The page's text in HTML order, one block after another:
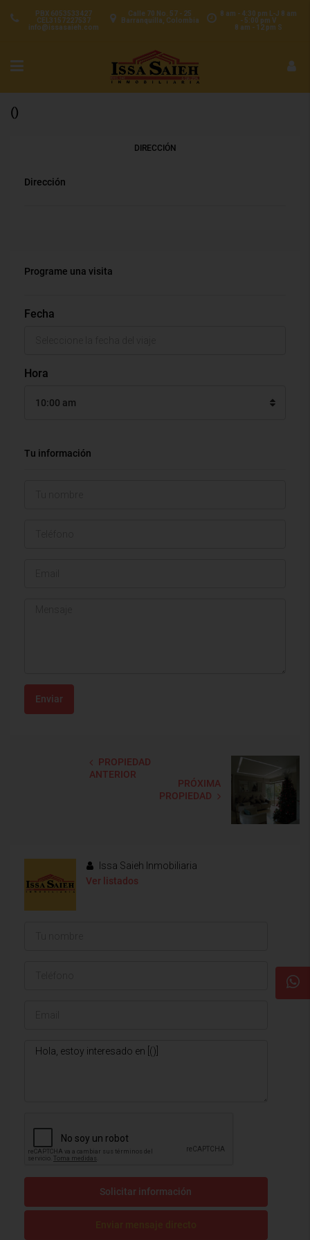
8 am - 4:30 pm L-J 8 am
- 5:00 pm V
8 am - 12 pm S
Calle 70 No. 57 - 25
Barranquilla, Colombia
PBX 6053533427
CEL3157227537
info@issasaieh.com
()
DIRECCIÓN
Dirección
Programe una visita
Fecha
Hora
10:00 am
Tu información
Enviar
PROPIEDAD
ANTERIOR
PRÓXIMA
PROPIEDAD
Issa Saieh Inmobiliaria
Ver listados
Solicitar información